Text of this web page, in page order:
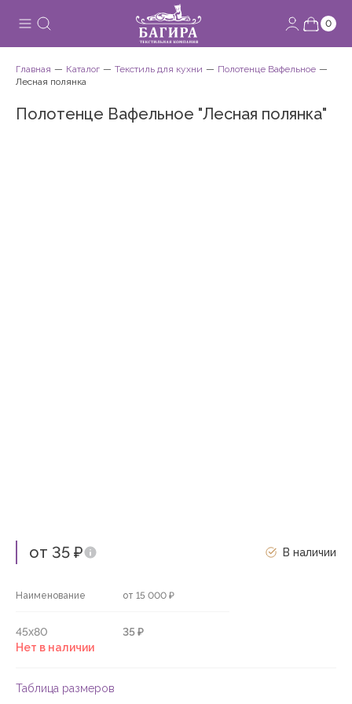
0
Главная Каталог Текстиль для кухни
Полотенце Вафельное
Лесная полянка
Полотенце Вафельное "Лесная полянка"
от 35 ₽ В наличии
Наименование от 15 000 ₽
45х80
35 ₽
Нет в наличии
Таблица размеров